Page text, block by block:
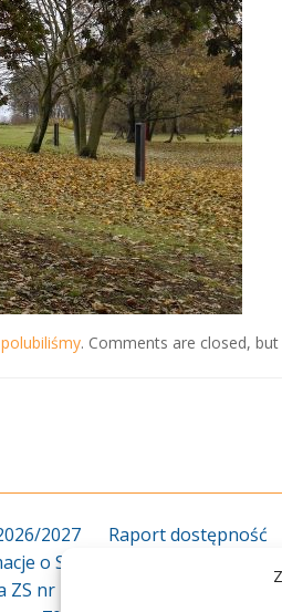
. Comments are closed,
2027 Raport dostępność
o Szkole
nr 18 2026/2027 Kierunki